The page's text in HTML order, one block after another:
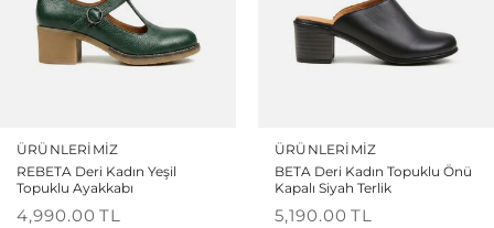
ÜRÜNLERIMIZ
REBETA Deri Kadın Yeşil
Topuklu Ayakkabı
4,990.00 TL
ÜRÜNLERIMIZ
BETA Deri Kadın Topuklu Önü
Kapalı Siyah Terlik
5,190.00 TL